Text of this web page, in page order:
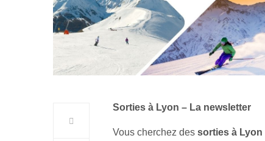
Sorties à Lyon – La newsletter
Vous cherchez dessorties à Lyon